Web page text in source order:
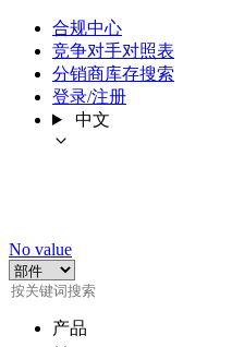
合规中心
竞争对手对照表
分销商库存搜索
登录/注册
中文
No value
产品